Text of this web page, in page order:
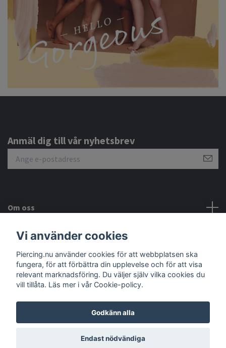
Anmäl dig till vår nyhetsbrev
Om oss
Kundtjänst
Sociala medier
© 2026 Piercing.nu
Vi använder cookies
Piercing.nu använder cookies för att webbplatsen ska
fungera, för att förbättra din upplevelse och för att visa
relevant marknadsföring. Du väljer själv vilka cookies du
vill tillåta. Läs mer i vår Cookie-policy.
Godkänn alla
Endast nödvändiga